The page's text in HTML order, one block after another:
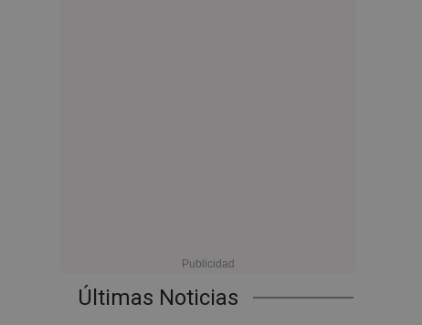
Últimas Noticias